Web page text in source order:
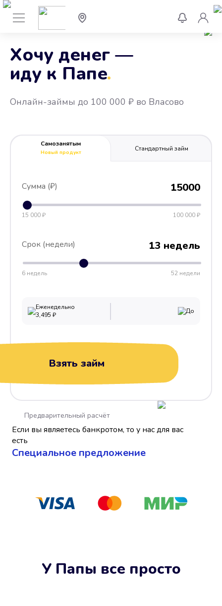
Хочу денег —
иду к Папе
.
Онлайн-займы до 100 000 ₽ во Власово
Самозанятым
Новый продукт
Стандартный займ
Сумма (₽) 15000
15 000 ₽ 100 000 ₽
Срок (недели) 13 недель
6 недель 52 недели
Еженедельно
3,495 ₽ До
Взять займ
Если вы являетесь банкротом, то у нас для вас
есть
Cпециальное предложение
Предварительный расчёт
У Папы все просто